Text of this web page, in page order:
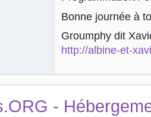
Bonne journée à
Groumphy dit
http://albine-et-
-